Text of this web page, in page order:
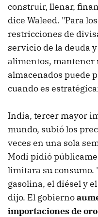
construir, llenar,
dice Waleed. "Para
restricciones de
servicio de la deuda
alimentos,
almacenados puede
cuando es
India, tercer mayor
mundo, subió los
veces en una sola
Modi pidió
limitara su consumo.
gasolina, el diésel y
dijo. El gobierno
importaciones de